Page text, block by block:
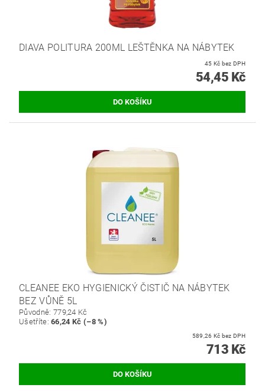
DIAVA POLITURA 200ML LEŠTĚNKA NA NÁBYTEK
45 Kč bez DPH
54,45 Kč
CLEANEE EKO HYGIENICKÝ ČISTIČ NA NÁBYTEK
BEZ VŮNĚ 5L
Původně: 779,24 Kč
Ušetříte:66,24 Kč (–8 %)
589,26 Kč bez DPH
713 Kč